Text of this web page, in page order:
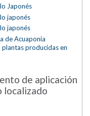
Japonés
japonés
japonés
de Acuaponia
producidas en
de aplicación
localizado